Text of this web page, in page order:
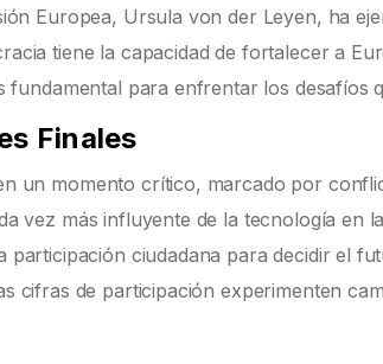
Europea, Ursula von der Leyen, ha
tiene la capacidad de fortalecer a
fundamental para enfrentar los desafíos
Finales
un momento crítico, marcado por
vez más influyente de la tecnología en
participación ciudadana para decidir el
cifras de participación experimenten